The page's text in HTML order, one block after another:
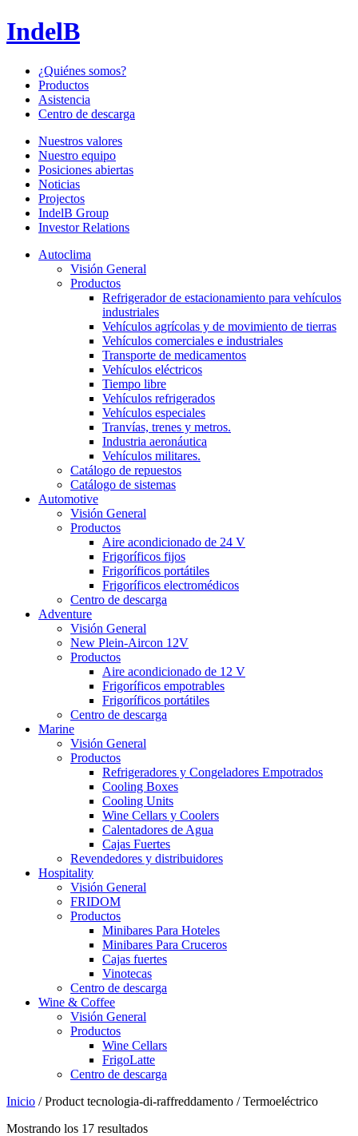
IndelB
¿Quiénes somos?
Productos
Asistencia
Centro de descarga
Nuestros valores
Nuestro equipo
Posiciones abiertas
Noticias
Projectos
IndelB Group
Investor Relations
Autoclima
Visión General
Productos
Refrigerador de estacionamiento para vehículos
industriales
Vehículos agrícolas y de movimiento de tierras
Vehículos comerciales e industriales
Transporte de medicamentos
Vehículos eléctricos
Tiempo libre
Vehículos refrigerados
Vehículos especiales
Tranvías, trenes y metros.
Industria aeronáutica
Vehículos militares.
Catálogo de repuestos
Catálogo de sistemas
Automotive
Visión General
Productos
Aire acondicionado de 24 V
Frigoríficos fijos
Frigoríficos portátiles
Frigoríficos electromédicos
Centro de descarga
Adventure
Visión General
New Plein-Aircon 12V
Productos
Aire acondicionado de 12 V
Frigoríficos empotrables
Frigoríficos portátiles
Centro de descarga
Marine
Visión General
Productos
Refrigeradores y Congeladores Empotrados
Cooling Boxes
Cooling Units
Wine Cellars y Coolers
Calentadores de Agua
Cajas Fuertes
Revendedores y distribuidores
Hospitality
Visión General
FRIDOM
Productos
Minibares Para Hoteles
Minibares Para Cruceros
Cajas fuertes
Vinotecas
Centro de descarga
Wine & Coffee
Visión General
Productos
Wine Cellars
FrigoLatte
Centro de descarga
Inicio / Product tecnologia-di-raffreddamento / Termoeléctrico
Mostrando los 17 resultados